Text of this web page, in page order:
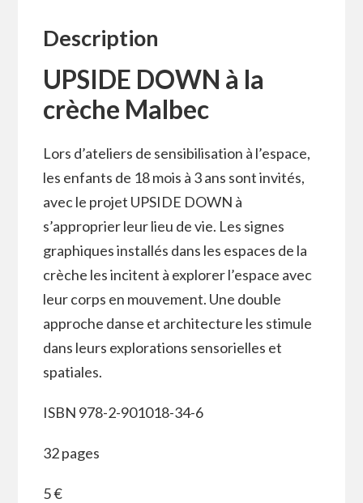
Description
UPSIDE DOWN à la
crèche Malbec
Lors d’ateliers de sensibilisation à l’espace,
les enfants de 18 mois à 3 ans sont invités,
avec le projet UPSIDE DOWN à
s’approprier leur lieu de vie. Les signes
graphiques installés dans les espaces de la
crèche les incitent à explorer l’espace avec
leur corps en mouvement. Une double
approche danse et architecture les stimule
dans leurs explorations sensorielles et
spatiales.
ISBN 978-2-901018-34-6
32 pages
5 €